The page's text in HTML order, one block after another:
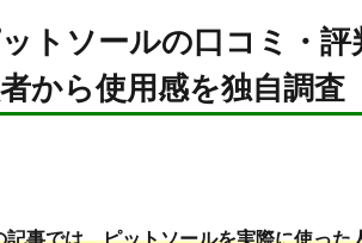
トソールの口コミ・評
から使用感を独自調査
記事では、ピットソールを実際に使った